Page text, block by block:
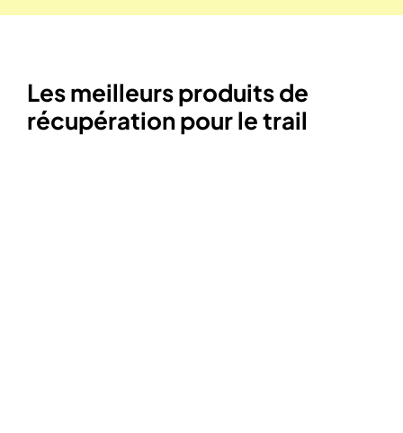
Les meilleurs produits de
récupération pour le trail